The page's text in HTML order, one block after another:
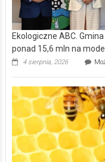
Ekologiczne ABC.
ponad 15,6 mln na
4 sierpnia, 2026